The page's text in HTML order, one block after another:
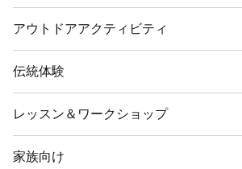
アウトドアアクティビティ
伝統体験
レッスン＆ワークショップ
家族向け